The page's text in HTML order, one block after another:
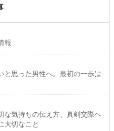
報
と思った男性へ。最初の一歩は
な気持ちの伝え方、真剣交際へ
大切なこと